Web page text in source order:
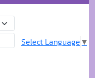
Select Language ▼